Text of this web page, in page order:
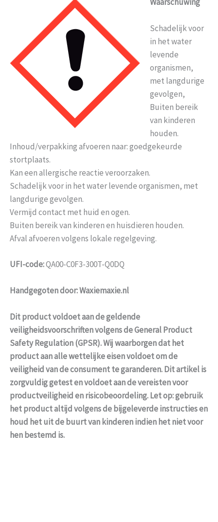
Schadelijk voor
in het water
levende
organismen,
met langdurige
gevolgen,
Buiten bereik
van kinderen
houden.
Inhoud/verpakking afvoeren naar: goedgekeurde
stortplaats.
Kan een allergische reactie veroorzaken.
Schadelijk voor in het water levende organismen, met
langdurige gevolgen.
Vermijd contact met huid en ogen.
Buiten bereik van kinderen en huisdieren houden.
Afval afvoeren volgens lokale regelgeving.
UFI-code:QA00-C0F3-300T-Q0DQ
Handgegoten door: Waxiemaxie.nl
Dit product voldoet aan de geldende
veiligheidsvoorschriften volgens de General Product
Safety Regulation (GPSR). Wij waarborgen dat het
product aan alle wettelijke eisen voldoet om de
veiligheid van de consument te garanderen. Dit artikel is
zorgvuldig getest en voldoet aan de vereisten voor
productveiligheid en risicobeoordeling. Let op: gebruik
het product altijd volgens de bijgeleverde instructies en
houd het uit de buurt van kinderen indien het niet voor
hen bestemd is.